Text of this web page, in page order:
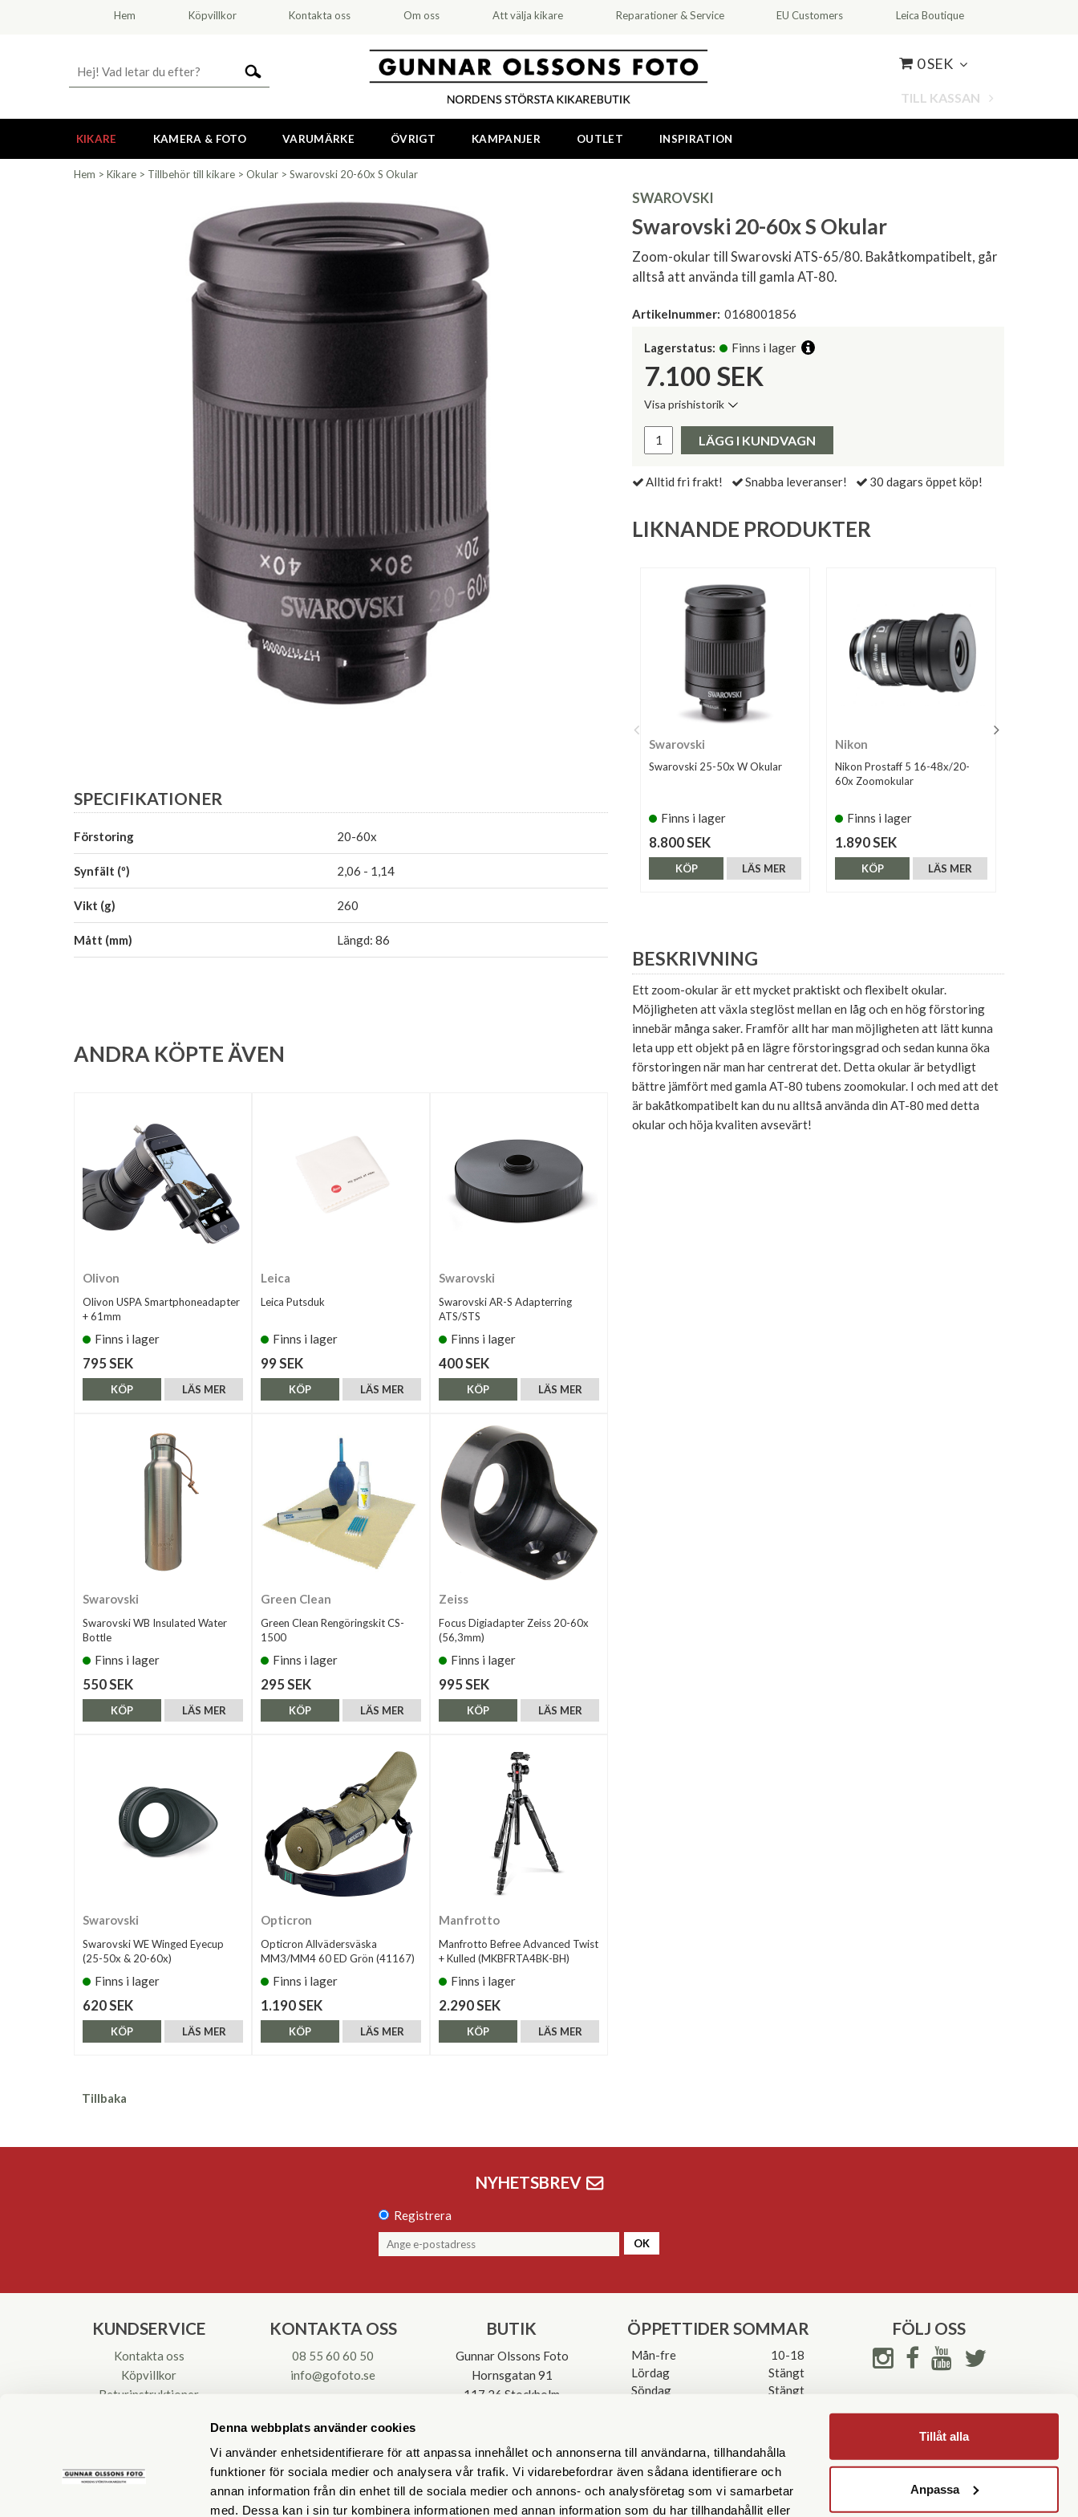
Denna webbplats använder cookies
Vi använder enhetsidentifierare för att anpassa innehållet och annonserna till användarna, tillhandahålla
funktioner för sociala medier och analysera vår trafik. Vi vidarebefordrar även sådana identifierare och
annan information från din enhet till de sociala medier och annons- och analysföretag som vi samarbetar
med. Dessa kan i sin tur kombinera informationen med annan information som du har tillhandahållit eller
Tillåt alla
Anpassa
Hem Köpvillkor Kontakta oss Om oss Att välja kikare Reparationer & Service EU Customers Leica Boutique
0 SEK
TILL KASSAN
KIKARE KAMERA & FOTO VARUMÄRKE ÖVRIGT KAMPANJER OUTLET INSPIRATION
Hem > Kikare > Tillbehör till kikare > Okular > Swarovski 20-60x S Okular
SWAROVSKI
Swarovski 20-60x S Okular
Zoom-okular till Swarovski ATS-65/80. Bakåtkompatibelt, går
alltså att använda till gamla AT-80.
Artikelnummer: 0168001856
Lagerstatus: Finns i lager
7.100 SEK
Visa prishistorik
Pris:
LÄGG I KUNDVAGN
Alltid fri frakt! Snabba leveranser! 30 dagars öppet köp!
LIKNANDE PRODUKTER
Swarovski
Swarovski 25-50x W Okular
Finns i lager
8.800 SEK
LÄS MER
KÖP
Nikon
Nikon Prostaff 5 16-48x/20-
60x Zoomokular
Finns i lager
1.890 SEK
LÄS MER
KÖP
BESKRIVNING
Ett zoom-okular är ett mycket praktiskt och flexibelt okular.
Möjligheten att växla steglöst mellan en låg och en hög förstoring
innebär många saker. Framför allt har man möjligheten att lätt kunna
leta upp ett objekt på en lägre förstoringsgrad och sedan kunna öka
förstoringen när man har centrerat det. Detta okular är betydligt
bättre jämfört med gamla AT-80 tubens zoomokular. I och med att det
är bakåtkompatibelt kan du nu alltså använda din AT-80 med detta
okular och höja kvaliten avsevärt!
SPECIFIKATIONER
Förstoring 20-60x
Synfält (º) 2,06 - 1,14
Vikt (g) 260
Mått (mm) Längd: 86
ANDRA KÖPTE ÄVEN
Olivon
Olivon USPA Smartphoneadapter
+ 61mm
Finns i lager
795 SEK
LÄS MER
KÖP
Leica
Leica Putsduk
Finns i lager
99 SEK
LÄS MER
KÖP
Swarovski
Swarovski AR-S Adapterring
ATS/STS
Finns i lager
400 SEK
LÄS MER
KÖP
Swarovski
Swarovski WB Insulated Water
Bottle
Finns i lager
550 SEK
LÄS MER
KÖP
Green Clean
Green Clean Rengöringskit CS-
1500
Finns i lager
295 SEK
LÄS MER
KÖP
Zeiss
Focus Digiadapter Zeiss 20-60x
(56,3mm)
Finns i lager
995 SEK
LÄS MER
KÖP
Swarovski
Swarovski WE Winged Eyecup
(25-50x & 20-60x)
Finns i lager
620 SEK
LÄS MER
KÖP
Opticron
Opticron Allvädersväska
MM3/MM4 60 ED Grön (41167)
Finns i lager
1.190 SEK
LÄS MER
KÖP
Manfrotto
Manfrotto Befree Advanced Twist
+ Kulled (MKBFRTA4BK-BH)
Finns i lager
2.290 SEK
LÄS MER
KÖP
Tillbaka
NYHETSBREV
Registrera
OK
KUNDSERVICE
Kontakta oss
Köpvillkor
Returinstruktioner
KONTAKTA OSS
08 55 60 60 50
info@gofoto.se
BUTIK
Gunnar Olssons Foto
Hornsgatan 91
117 26 Stockholm
ÖPPETTIDER SOMMAR
Mån-fre
10-18
Lördag
Stängt
Söndag
Stängt
FÖLJ OSS